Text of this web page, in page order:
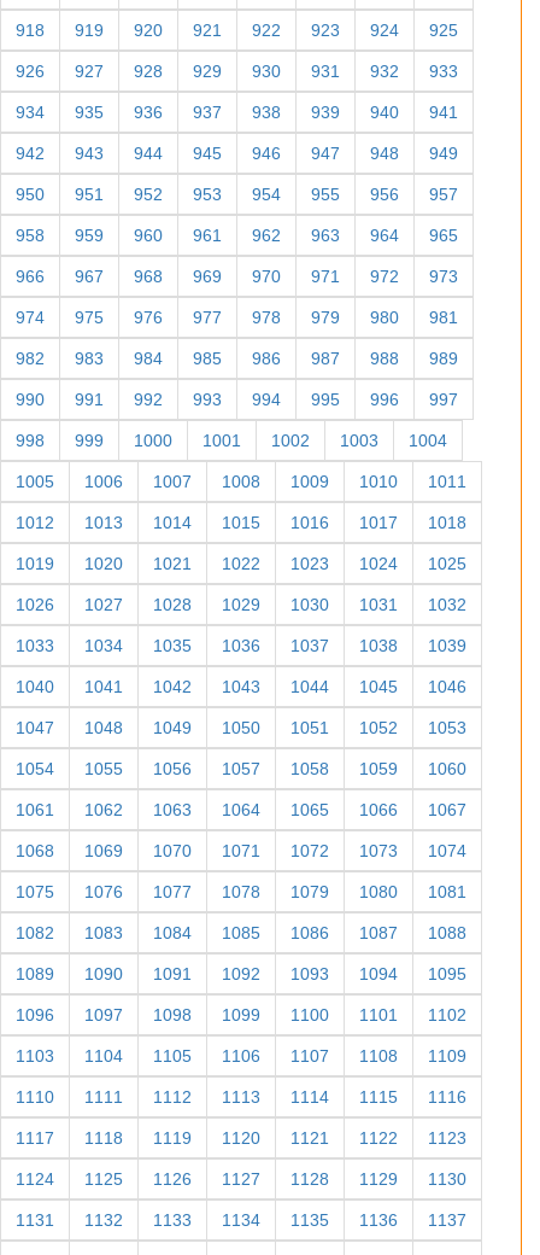
918 919 920 921 922 923 924 925
926 927 928 929 930 931 932 933
934 935 936 937 938 939 940 941
942 943 944 945 946 947 948 949
950 951 952 953 954 955 956 957
958 959 960 961 962 963 964 965
966 967 968 969 970 971 972 973
974 975 976 977 978 979 980 981
982 983 984 985 986 987 988 989
990 991 992 993 994 995 996 997
998 999 1000 1001 1002 1003 1004
1005 1006 1007 1008 1009 1010 1011
1012 1013 1014 1015 1016 1017 1018
1019 1020 1021 1022 1023 1024 1025
1026 1027 1028 1029 1030 1031 1032
1033 1034 1035 1036 1037 1038 1039
1040 1041 1042 1043 1044 1045 1046
1047 1048 1049 1050 1051 1052 1053
1054 1055 1056 1057 1058 1059 1060
1061 1062 1063 1064 1065 1066 1067
1068 1069 1070 1071 1072 1073 1074
1075 1076 1077 1078 1079 1080 1081
1082 1083 1084 1085 1086 1087 1088
1089 1090 1091 1092 1093 1094 1095
1096 1097 1098 1099 1100 1101 1102
1103 1104 1105 1106 1107 1108 1109
1110 1111 1112 1113 1114 1115 1116
1117 1118 1119 1120 1121 1122 1123
1124 1125 1126 1127 1128 1129 1130
1131 1132 1133 1134 1135 1136 1137